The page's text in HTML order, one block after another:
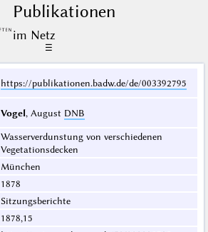
Publikationen
im Netz
☰
https://publikationen.badw.de/de/003392795
Vogel, August DNB
Wasserverdunstung von verschiedenen
Vegetationsdecken
München
1878
Sitzungsberichte
1878,15